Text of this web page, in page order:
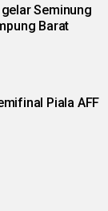
Seminung
Barat
Piala AFF